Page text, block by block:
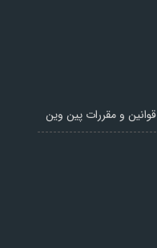
قوانین و مقررات پین وین